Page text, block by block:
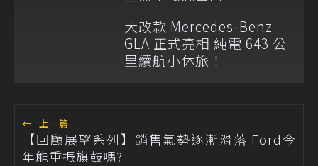
大改款 Mercedes-Benz
GLA 正式亮相 純電 643 公
里續航小休旅！
← 上一篇
【回顧展望系列】銷售氣勢逐漸滑落 Ford今
年能重振旗鼓嗎?